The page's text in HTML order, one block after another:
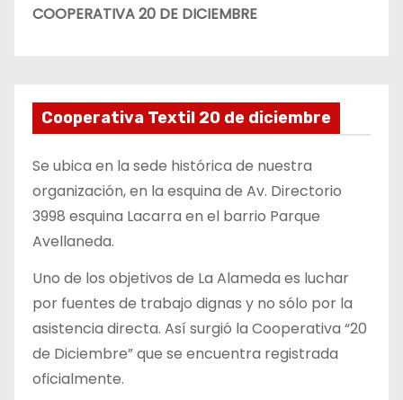
COOPERATIVA 20 DE DICIEMBRE
Cooperativa Textil 20 de diciembre
Se ubica en la sede histórica de nuestra
organización, en la esquina de Av. Directorio
3998 esquina Lacarra en el barrio Parque
Avellaneda.
Uno de los objetivos de La Alameda es luchar
por fuentes de trabajo dignas y no sólo por la
asistencia directa. Así surgió la Cooperativa “20
de Diciembre” que se encuentra registrada
oficialmente.